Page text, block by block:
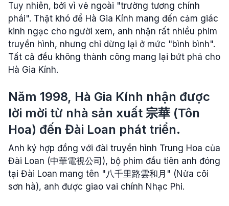
Tuy nhiên, bởi vì vẻ ngoài "trường tương chính
phái". Thật khó để Hà Gia Kính mang đến cảm giác
kinh ngạc cho người xem, anh nhận rất nhiều phim
truyền hình, nhưng chỉ dừng lại ở mức "bình bình".
Tất cả đều không thành công mang lại bứt phá cho
Hà Gia Kính.
Năm 1998, Hà Gia Kính nhận được
lời mời từ nhà sản xuất 宗華 (Tôn
Hoa) đến Đài Loan phát triển.
Anh ký hợp đồng với đài truyền hình Trung Hoa của
Đài Loan (中華電視公司), bộ phim đầu tiên anh đóng
tại Đài Loan mang tên "八千里路雲和月" (Nửa cõi
sơn hà), anh được giao vai chính Nhạc Phi.